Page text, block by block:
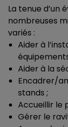
La tenue d’un
nombreuses
variés :
Aider à
Aider à la
Encadrer/
stands ;
Accueillir le
Gérer le